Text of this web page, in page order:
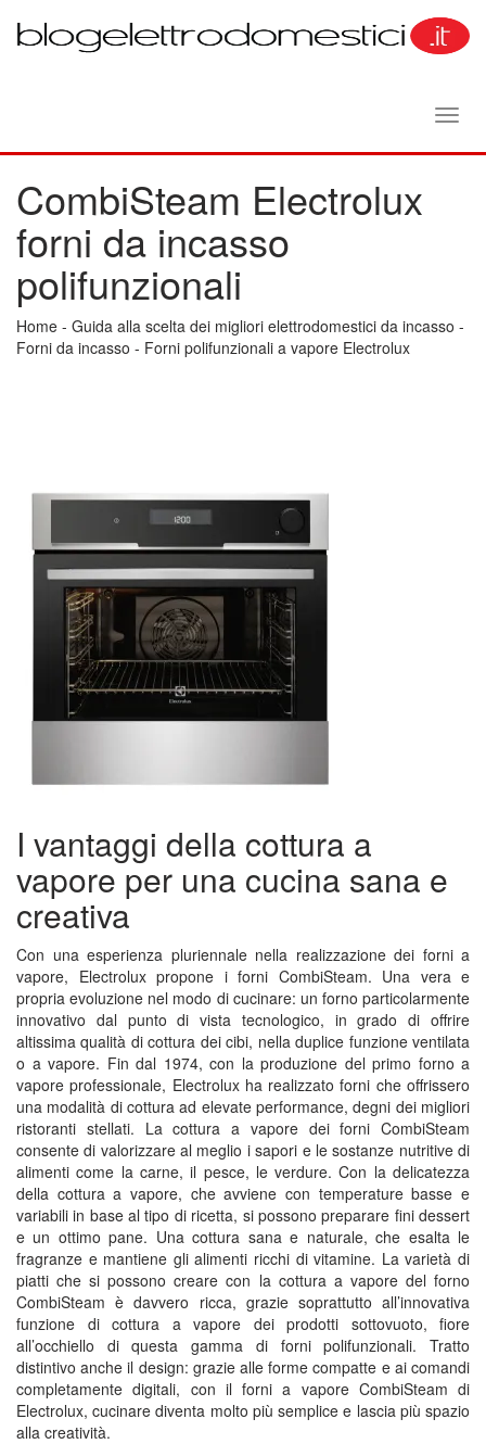
CombiSteam Electrolux
forni da incasso
polifunzionali
Home - Guida alla scelta dei migliori elettrodomestici da incasso -
Forni da incasso - Forni polifunzionali a vapore Electrolux
I vantaggi della cottura a
vapore per una cucina sana e
creativa
Con una esperienza pluriennale nella realizzazione dei forni a
vapore, Electrolux propone i forni CombiSteam. Una vera e
propria evoluzione nel modo di cucinare: un forno particolarmente
innovativo dal punto di vista tecnologico, in grado di offrire
altissima qualità di cottura dei cibi, nella duplice funzione ventilata
o a vapore. Fin dal 1974, con la produzione del primo forno a
vapore professionale, Electrolux ha realizzato forni che offrissero
una modalità di cottura ad elevate performance, degni dei migliori
ristoranti stellati. La cottura a vapore dei forni CombiSteam
consente di valorizzare al meglio i sapori e le sostanze nutritive di
alimenti come la carne, il pesce, le verdure. Con la delicatezza
della cottura a vapore, che avviene con temperature basse e
variabili in base al tipo di ricetta, si possono preparare fini dessert
e un ottimo pane. Una cottura sana e naturale, che esalta le
fragranze e mantiene gli alimenti ricchi di vitamine. La varietà di
piatti che si possono creare con la cottura a vapore del forno
CombiSteam è davvero ricca, grazie soprattutto all’innovativa
funzione di cottura a vapore dei prodotti sottovuoto, fiore
all’occhiello di questa gamma di forni polifunzionali. Tratto
distintivo anche il design: grazie alle forme compatte e ai comandi
completamente digitali, con il forni a vapore CombiSteam di
Electrolux, cucinare diventa molto più semplice e lascia più spazio
alla creatività.